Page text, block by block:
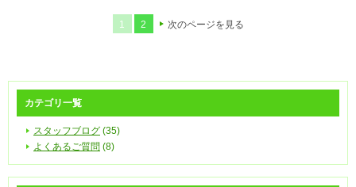
1 2 次のページを見る
カテゴリ一覧
スタッフブログ (35)
よくあるご質問 (8)